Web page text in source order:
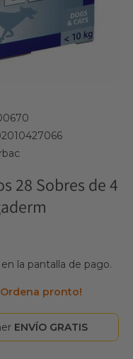
28 Sobres de 4
la pantalla de pago.
Ordena pronto!
ENVÍO GRATIS